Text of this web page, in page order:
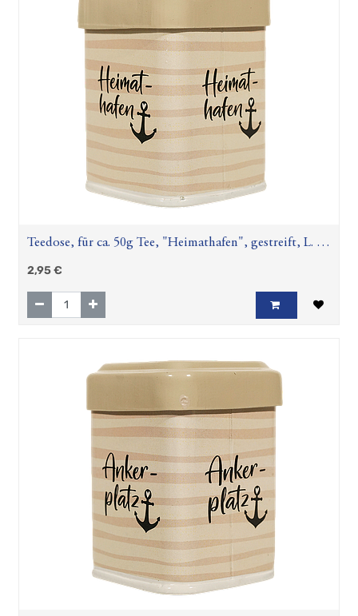
Teedose, für ca. 50g Tee, "Heimathafen", gestreift, L. 6
cm, B. 6 cm, H. 8,5 cm
2,95€